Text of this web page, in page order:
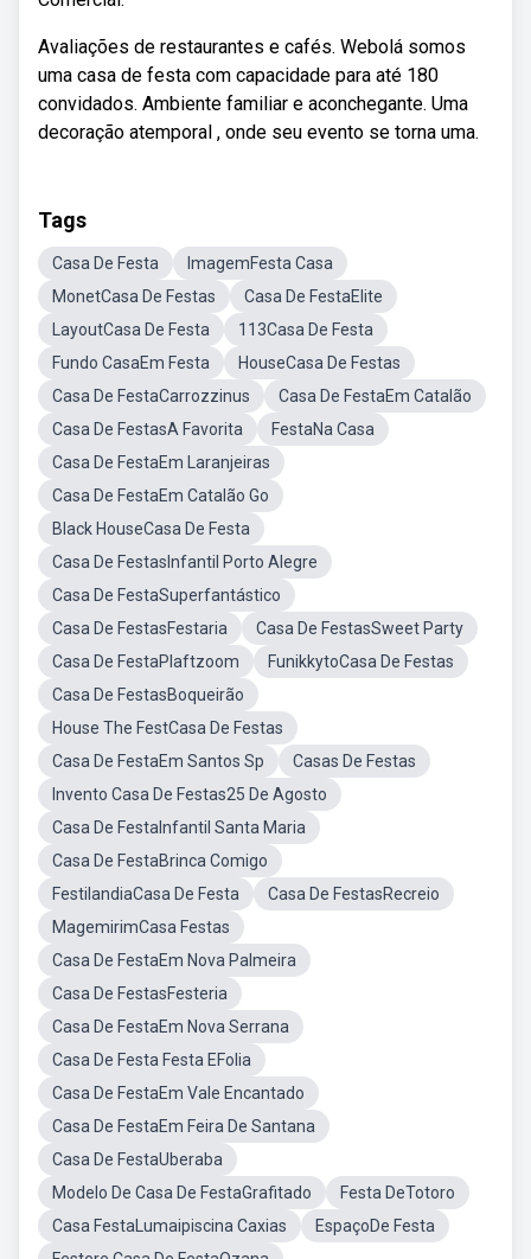
Avaliações de restaurantes e cafés. Webolá somos
uma casa de festa com capacidade para até 180
convidados. Ambiente familiar e aconchegante. Uma
decoração atemporal , onde seu evento se torna uma.
Tags
Casa De Festa
ImagemFesta Casa
MonetCasa De Festas
Casa De FestaElite
LayoutCasa De Festa
113Casa De Festa
Fundo CasaEm Festa
HouseCasa De Festas
Casa De FestaCarrozzinus
Casa De FestaEm Catalão
Casa De FestasA Favorita
FestaNa Casa
Casa De FestaEm Laranjeiras
Casa De FestaEm Catalão Go
Black HouseCasa De Festa
Casa De FestasInfantil Porto Alegre
Casa De FestaSuperfantástico
Casa De FestasFestaria
Casa De FestasSweet Party
Casa De FestaPlaftzoom
FunikkytoCasa De Festas
Casa De FestasBoqueirão
House The FestCasa De Festas
Casa De FestaEm Santos Sp
Casas De Festas
Invento Casa De Festas25 De Agosto
Casa De FestaInfantil Santa Maria
Casa De FestaBrinca Comigo
FestilandiaCasa De Festa
Casa De FestasRecreio
MagemirimCasa Festas
Casa De FestaEm Nova Palmeira
Casa De FestasFesteria
Casa De FestaEm Nova Serrana
Casa De Festa Festa EFolia
Casa De FestaEm Vale Encantado
Casa De FestaEm Feira De Santana
Casa De FestaUberaba
Modelo De Casa De FestaGrafitado
Festa DeTotoro
Casa FestaLumaipiscina Caxias
EspaçoDe Festa